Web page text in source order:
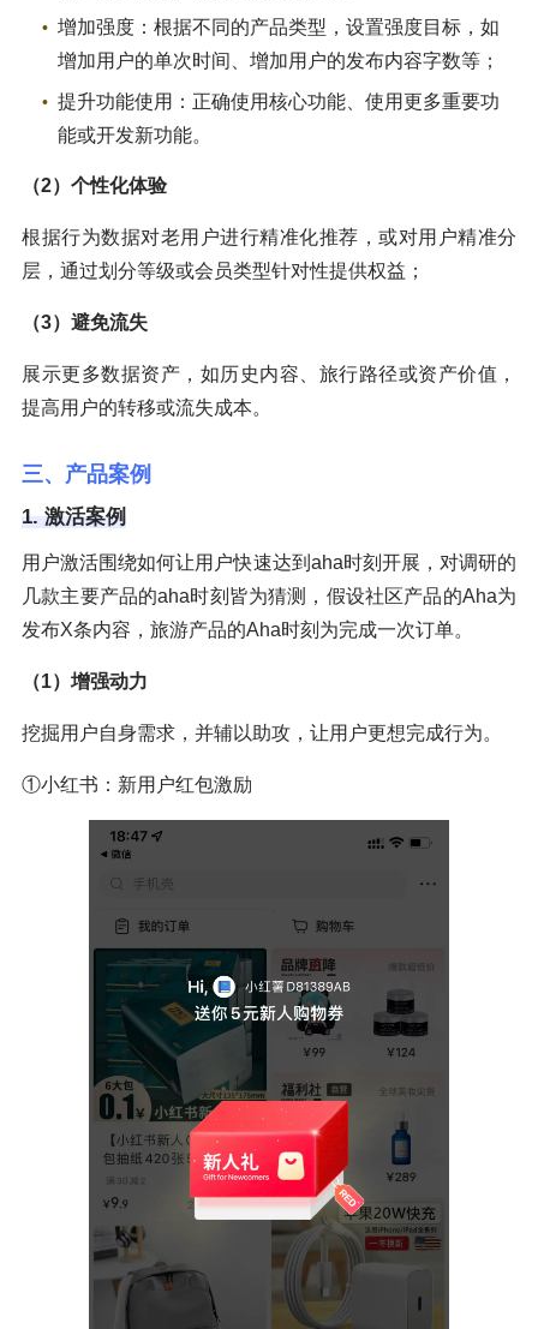
增加强度：根据不同的产品类型，设置强度目标，如
增加用户的单次时间、增加用户的发布内容字数等；
提升功能使用：正确使用核心功能、使用更多重要功
能或开发新功能。
（2）个性化体验
根据行为数据对老用户进行精准化推荐，或对用户精准分
层，通过划分等级或会员类型针对性提供权益；
（3）避免流失
展示更多数据资产，如历史内容、旅行路径或资产价值，
提高用户的转移或流失成本。
三、产品案例
1. 激活案例
用户激活围绕如何让用户快速达到aha时刻开展，对调研的
几款主要产品的aha时刻皆为猜测，假设社区产品的Aha为
发布X条内容，旅游产品的Aha时刻为完成一次订单。
（1）增强动力
挖掘用户自身需求，并辅以助攻，让用户更想完成行为。
①小红书：新用户红包激励